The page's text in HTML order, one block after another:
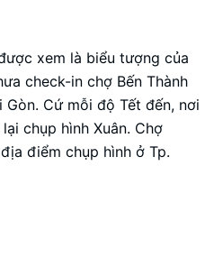
xem là biểu tượng của
check-in chợ Bến Thành
Cứ mỗi độ Tết đến, nơi
chụp hình Xuân. Chợ
điểm chụp hình ở Tp.